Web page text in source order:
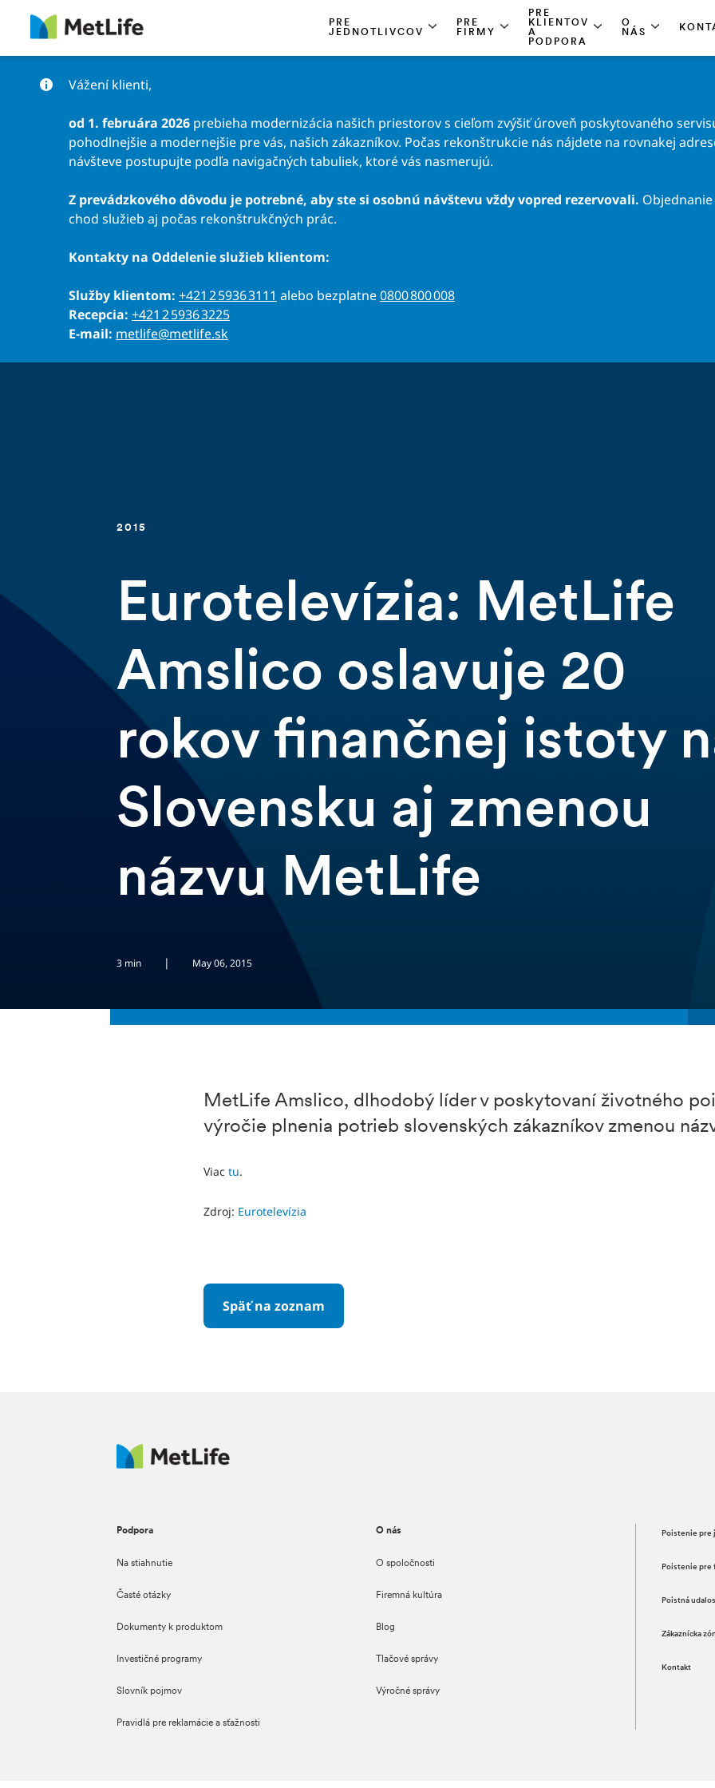
Preskočiť na obsah
PRE
JEDNOTLIVCOV
PRE
FIRMY
PRE
KLIENTOV
A
PODPORA
O
NÁS
Vážení klienti,
od 1. februára 2026 prebieha modernizácia našich priestorov s cieľom zvýšiť úroveň poskytovaného
pohodlnejšie a modernejšie pre vás, našich zákazníkov. Počas rekonštrukcie nás nájdete na rovnakej
návšteve postupujte podľa navigačných tabuliek, ktoré vás nasmerujú.
Z prevádzkového dôvodu je potrebné, aby ste si osobnú návštevu vždy vopred rezervovali.
chod služieb aj počas rekonštrukčných prác.
Kontakty na Oddelenie služieb klientom:
Služby klientom: +421 2 5936 3111 alebo bezplatne0800 800 008
Recepcia: +421 2 5936 3225
E-mail: metlife@metlife.sk
2015
Eurotelevízia: MetLife
Amslico oslavuje 20
rokov finančnej istoty
Slovensku aj zmenou
názvu MetLife
3 min | May 06, 2015
MetLife Amslico, dlhodobý líder v poskytovaní životného
výročie plnenia potrieb slovenských zákazníkov zmenou
Viac tu.
Zdroj: Eurotelevízia
Späť na zoznam
Podpora
Na stiahnutie
Časté otázky
Dokumenty k produktom
Investičné programy
Slovník pojmov
Pravidlá pre reklamácie a sťažnosti
O nás
O spoločnosti
Firemná kultúra
Blog
Tlačové správy
Výročné správy
Poistenie
Poistenie pre
Poistná
Zákaznícka
Kontakt